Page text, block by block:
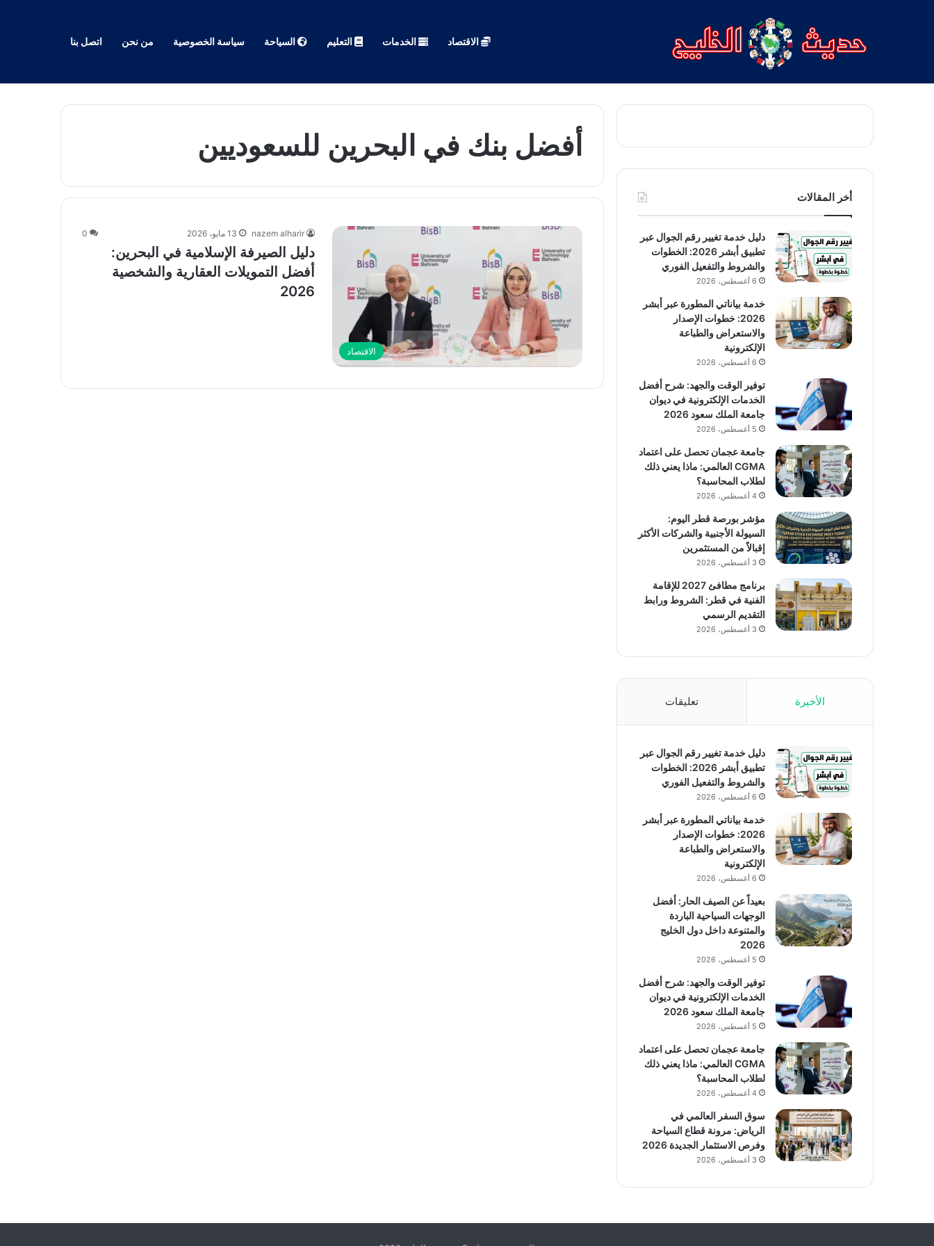
الاقتصاد الخدمات التعليم السياحة سياسة الخصوصية من نحن اتصل بنا
أفضل بنك في البحرين للسعوديين
الاقتصاد
nazem alharir 13 مايو، 2026 0
دليل الصيرفة الإسلامية في البحرين:
أفضل التمويلات العقارية والشخصية
2026
أخر المقالات
دليل خدمة تغيير رقم الجوال عبر
تطبيق أبشر 2026: الخطوات
والشروط والتفعيل الفوري
6 أغسطس، 2026
خدمة بياناتي المطورة عبر أبشر
2026: خطوات الإصدار
والاستعراض والطباعة
الإلكترونية
6 أغسطس، 2026
توفير الوقت والجهد: شرح أفضل
الخدمات الإلكترونية في ديوان
جامعة الملك سعود 2026
5 أغسطس، 2026
جامعة عجمان تحصل على اعتماد
CGMA العالمي: ماذا يعني ذلك
لطلاب المحاسبة؟
4 أغسطس، 2026
مؤشر بورصة قطر اليوم:
السيولة الأجنبية والشركات الأكثر
إقبالاً من المستثمرين
3 أغسطس، 2026
برنامج مطافئ 2027 للإقامة
الفنية في قطر: الشروط ورابط
التقديم الرسمي
3 أغسطس، 2026
الأخيرة تعليقات
دليل خدمة تغيير رقم الجوال عبر
تطبيق أبشر 2026: الخطوات
والشروط والتفعيل الفوري
6 أغسطس، 2026
خدمة بياناتي المطورة عبر أبشر
2026: خطوات الإصدار
والاستعراض والطباعة
الإلكترونية
6 أغسطس، 2026
بعيداً عن الصيف الحار: أفضل
الوجهات السياحية الباردة
والمتنوعة داخل دول الخليج
2026
5 أغسطس، 2026
توفير الوقت والجهد: شرح أفضل
الخدمات الإلكترونية في ديوان
جامعة الملك سعود 2026
5 أغسطس، 2026
جامعة عجمان تحصل على اعتماد
CGMA العالمي: ماذا يعني ذلك
لطلاب المحاسبة؟
4 أغسطس، 2026
سوق السفر العالمي في
الرياض: مرونة قطاع السياحة
وفرص الاستثمار الجديدة 2026
3 أغسطس، 2026